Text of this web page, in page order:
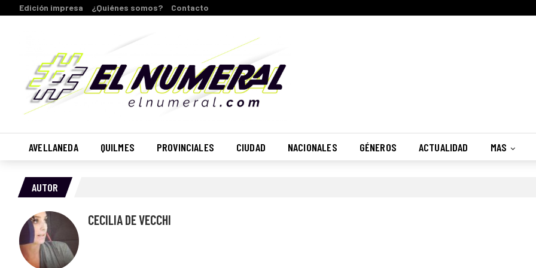
Edición impresa ¿Quiénes somos? Contacto
AVELLANEDA QUILMES PROVINCIALES CIUDAD NACIONALES GÉNEROS ACTUALIDAD MAS
AUTOR
CECILIA DE VECCHI